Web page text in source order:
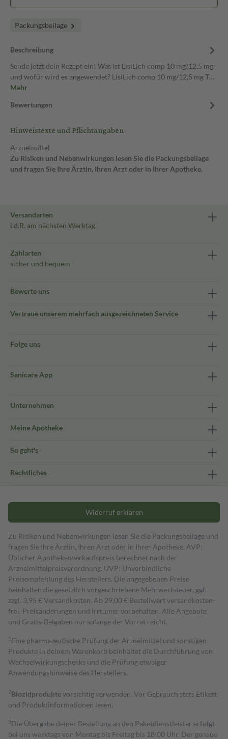
Packungsbeilage
Beschreibung
Sende jetzt dein Rezept ein! Was ist LisiLich comp 10 mg/12,5 mg
und wofür wird es angewendet? LisiLich comp 10 mg/12,5 mg T…
Mehr
Bewertungen
Hinweistexte und Pflichtangaben
Arzneimittel
Zu Risiken und Nebenwirkungen lesen Sie die Packungsbeilage
und fragen Sie Ihre Ärztin, Ihren Arzt oder in Ihrer Apotheke.
Versandarten
i.d.R. am nächsten Werktag
Zahlarten
sicher und bequem
Bewerte uns
Vertraue unserem mehrfach ausgezeichneten Service
Folge uns
Sanicare App
Unternehmen
Meine Apotheke
So geht's
Rechtliches
Widerruf erklären
Zu Risiken und Nebenwirkungen lesen Sie die Packungsbeilage und
fragen Sie Ihre Ärztin, Ihren Arzt oder in Ihrer Apotheke. AVP:
Üblicher Apothekenverkaufspreis berechnet nach der
Arzneimittelpreisverordnung. UVP: Unverbindliche
Preisempfehlung des Herstellers. Die angegebenen Preise
beinhalten die gesetzlich vorgeschriebene Mehrwertsteuer, ggf.
zzgl. 3,95 € Versandkosten. Ab 29,00 € Bestell­wert versand­kosten­
frei. Preisänderungen und Irrtümer vorbehalten. Alle Angebote
und Gratis-Beigaben nur solange der Vorrat reicht.
1 Eine pharmazeutische Prüfung der Arzneimittel und sonstigen
Produkte in deinem Warenkorb beinhaltet die Durchführung von
Wechselwirkungschecks und die Prüfung etwaiger
Anwendungshinweise des Herstellers.
2Biozidproduktevorsichtig verwenden. Vor Gebrauch stets Etikett
und Produktinformationen lesen.
3Die Übergabe deiner Bestellung an den Paketdienstleister erfolgt
bei uns werktags von Montag bis Freitag bis 18:00 Uhr. Der genaue